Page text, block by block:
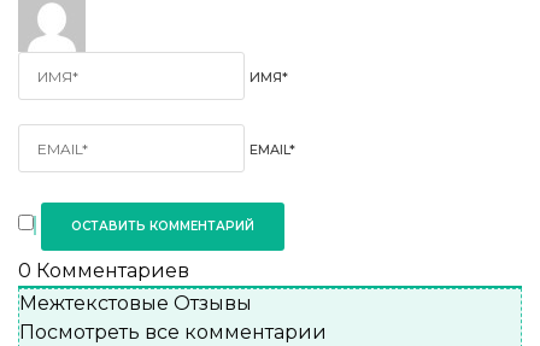
ИМЯ*
EMAIL*
0 Комментариев
Межтекстовые Отзывы
Посмотреть все комментарии